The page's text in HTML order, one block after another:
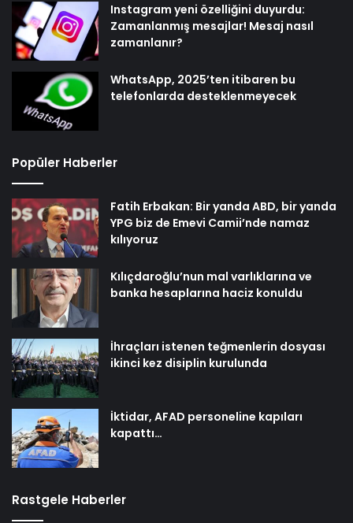
Instagram yeni özelliğini duyurdu:
Zamanlanmış mesajlar! Mesaj nasıl
zamanlanır?
WhatsApp, 2025’ten itibaren bu
telefonlarda desteklenmeyecek
Popüler Haberler
Fatih Erbakan: Bir yanda ABD, bir yanda
YPG biz de Emevi Camii’nde namaz
kılıyoruz
Kılıçdaroğlu’nun mal varlıklarına ve
banka hesaplarına haciz konuldu
İhraçları istenen teğmenlerin dosyası
ikinci kez disiplin kurulunda
İktidar, AFAD personeline kapıları
kapattı…
Rastgele Haberler